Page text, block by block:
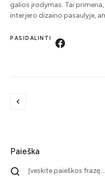
galios įrodymas. Tai
interjero dizaino pasaulyje,
PASIDALINTI
Paieška